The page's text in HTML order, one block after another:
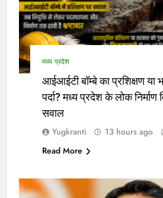
मध्य प्रदेश
आईआईटी बॉम्बे का प्रशिक्षण या
पर्दा? मध्य प्रदेश के लोक निर्माण
सवाल
Yugkranti 13 hours ago
Read More